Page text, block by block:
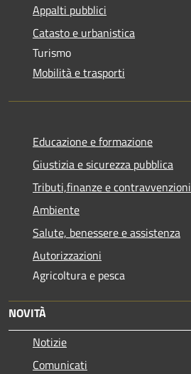
Appalti pubblici
Catasto e urbanistica
Turismo
Mobilità e trasporti
Educazione e formazione
Giustizia e sicurezza pubblica
Tributi,finanze e contravvenzioni
Ambiente
Salute, benessere e assistenza
Autorizzazioni
Agricoltura e pesca
NOVITÀ
Notizie
Comunicati